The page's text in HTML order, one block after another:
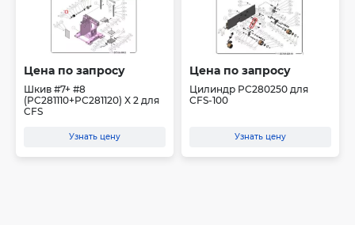
Цена по запросу
Шкив #7+ #8
(PC281110+PC281120) X 2 для
CFS
Узнать цену
Цена по запросу
Цилиндр PC280250 для
CFS-100
Узнать цену